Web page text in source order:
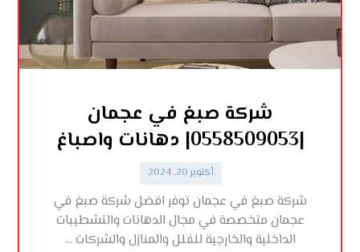
شركة صبغ في عجمان
|0558509053| دهانات واصباغ
أكتوبر 20, 2024
شركة صبغ في عجمان توفر افضل شركة صبغ في
عجمان متخصصة في مجال الدهانات والتشطيبات
الداخلية والخارجية للفلل والمنازل والشركات ...